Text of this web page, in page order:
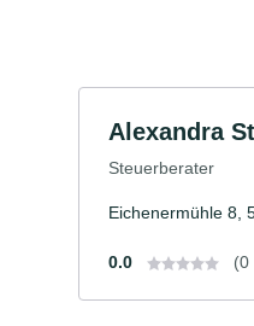
Alexandra
Steuerberater
Eichenermühle 8,
0.0 (0